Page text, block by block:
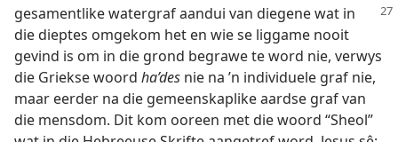
gesamentlike watergraf aandui van diegenewat in
die dieptes omgekom het en wie se liggame nooit
gevind is om in die grond begrawe te word nie, verwys
die Griekse woord ha’des nie na ’n individuele graf nie,
maar eerder na die gemeenskaplike aardse graf van
die mensdom. Dit kom ooreen met die woord “Sheol”